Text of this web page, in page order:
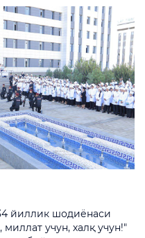
йиллик шодиёнаси
учун, халқ учун!"